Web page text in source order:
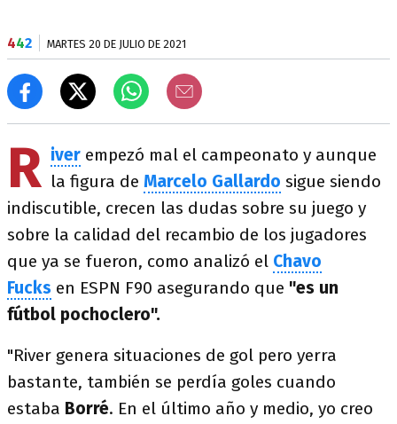
442 MARTES 20 DE JULIO DE 2021
R iver empezó mal el campeonato y aunque
la figura de Marcelo Gallardo sigue siendo
indiscutible, crecen las dudas sobre su juego y
sobre la calidad del recambio de los jugadores
que ya se fueron, como analizó el Chavo
Fucks en ESPN F90 asegurando que "es un
fútbol pochoclero".
"River genera situaciones de gol pero yerra
bastante, también se perdía goles cuando
estaba Borré. En el último año y medio, yo creo